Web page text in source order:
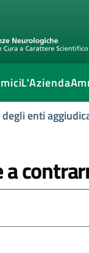
L'Azienda
enti
a